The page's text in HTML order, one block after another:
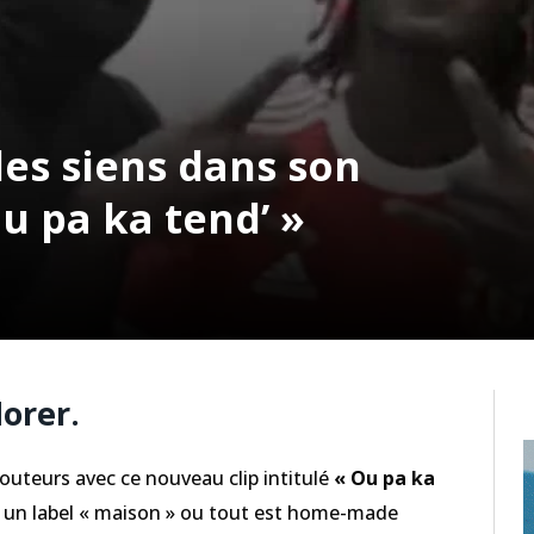
siens dans son
pa ka tend’ »
avec ce nouveau clip intitulé « Ou pa ka
un label « maison » ou tout est home-made